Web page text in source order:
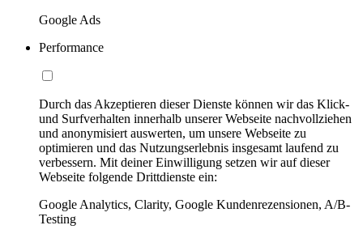
Google Ads
Performance
Durch das Akzeptieren dieser Dienste können wir das Klick-
und Surfverhalten innerhalb unserer Webseite nachvollziehen
und anonymisiert auswerten, um unsere Webseite zu
optimieren und das Nutzungserlebnis insgesamt laufend zu
verbessern. Mit deiner Einwilligung setzen wir auf dieser
Webseite folgende Drittdienste ein:
Google Analytics, Clarity, Google Kundenrezensionen, A/B-
Testing